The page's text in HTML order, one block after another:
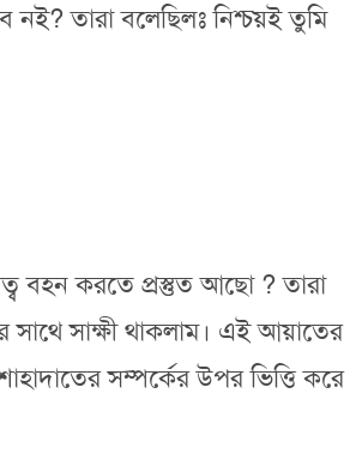
নই? তারা বলেছিলঃ নিশ্চয়ই তুমি
বহন করতে প্রস্তুত আছো ? তারা
সাক্ষী থাকলাম। এই আয়াতের
সম্পর্কের উপর ভিত্তি করে